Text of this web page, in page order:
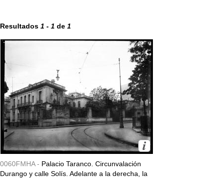
Resultados 1 - 1 de 1
0060FMHA - Palacio Taranco. Circunvalación
Durango y calle Solís. Adelante a la derecha, la